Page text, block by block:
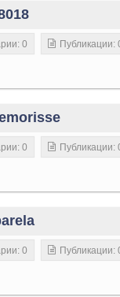
0 Публикации:
0 Публикации:
0 Публикации: